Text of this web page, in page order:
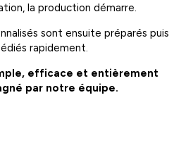
la production démarre.
sont ensuite préparés puis
rapidement.
efficace et entièrement
par notre équipe.